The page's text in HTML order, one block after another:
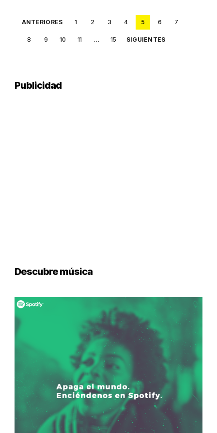
Posts
pagination
ANTERIORES 1 2 3 4 5 6 7
8 9 10 11 … 15 SIGUIENTES
Publicidad
Descubre música